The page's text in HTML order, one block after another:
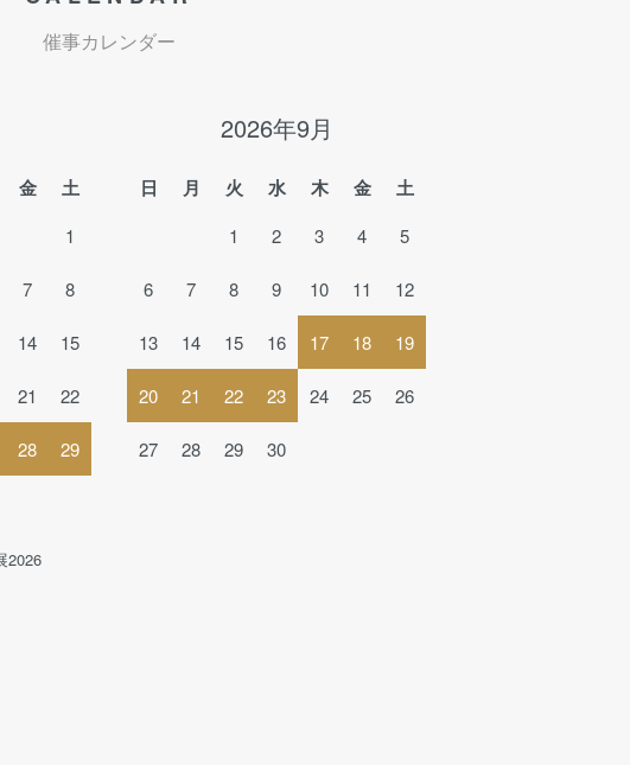
催事カレンダー
金 土
1
7 8
14 15
21 22
28 29
2026年9月
日 月 火 水 木 金 土
1 2 3 4 5
6 7 8 9 10 11 12
13 14 15 16 17 18 19
20 21 22 23 24 25 26
27 28 29 30
2026